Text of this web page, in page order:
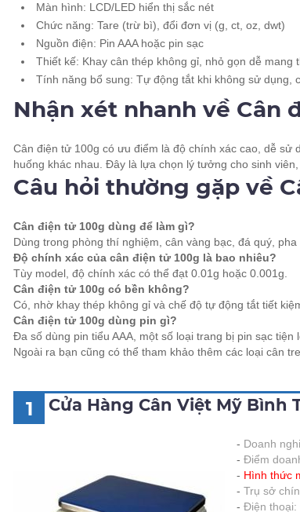
Màn hình: LCD/LED hiển thị sắc nét
Chức năng: Tare (trừ bì), đổi đơn vị (g, ct, oz, dwt)
Nguồn điện: Pin AAA hoặc pin sạc
Thiết kế: Khay cân thép không gỉ, nhỏ gọn dễ mang
Tính năng bổ sung: Tự động tắt khi không sử dụng,
Nhận xét nhanh về Cân
Cân điện tử 100g có ưu điểm là độ chính xác cao, dễ
huống khác nhau. Đây là lựa chọn lý tưởng cho sinh
Câu hỏi thường gặp về
Cân điện tử 100g dùng để làm gì?
Dùng trong phòng thí nghiệm, cân vàng bạc, đá quý,
Độ chính xác của cân điện tử 100g là bao nhiêu?
Tùy model, độ chính xác có thể đạt 0.01g hoặc 0.001g.
Cân điện tử 100g có bền không?
Có, nhờ khay thép không gỉ và chế độ tự động tắt tiết
Cân điện tử 100g dùng pin gì?
Đa số dùng pin tiểu AAA, một số loại trang bị pin sạc tiện
Ngoài ra bạn cũng có thể tham khảo thêm các loại cân
1 Cửa Hàng Cân Việt Mỹ Bình
Doanh
Điểm
Hình thức
Trụ sở
Điện thoại: